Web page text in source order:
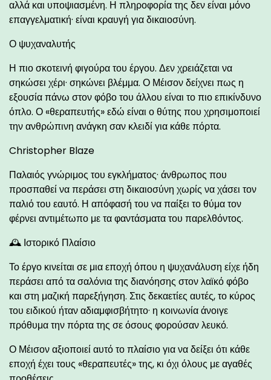
αλλά και υποψιασμένη. Η πληροφορία της δεν είναι μόνο
επαγγελματική· είναι κραυγή για δικαιοσύνη.
Ο ψυχαναλυτής
Η πιο σκοτεινή φιγούρα του έργου. Δεν χρειάζεται να
σηκώσει χέρι· σηκώνει βλέμμα. Ο Μέισον δείχνει πως η
εξουσία πάνω στον φόβο του άλλου είναι το πιο επικίνδυνο
όπλο. Ο «θεραπευτής» εδώ είναι ο θύτης που χρησιμοποιεί
την ανθρώπινη ανάγκη σαν κλειδί για κάθε πόρτα.
Christopher Blaze
Παλαιός γνώριμος του εγκλήματος· άνθρωπος που
προσπαθεί να περάσει στη δικαιοσύνη χωρίς να χάσει τον
παλιό του εαυτό. Η απόφασή του να παίξει το θύμα τον
φέρνει αντιμέτωπο με τα φαντάσματα του παρελθόντος.
🕰️ Ιστορικό Πλαίσιο
Το έργο κινείται σε μια εποχή όπου η ψυχανάλυση είχε ήδη
περάσει από τα σαλόνια της διανόησης στον λαϊκό φόβο
και στη μαζική παρεξήγηση. Στις δεκαετίες αυτές, το κύρος
του ειδικού ήταν αδιαμφισβήτητο· η κοινωνία άνοιγε
πρόθυμα την πόρτα της σε όσους φορούσαν λευκό.
Ο Μέισον αξιοποιεί αυτό το πλαίσιο για να δείξει ότι κάθε
εποχή έχει τους «θεραπευτές» της, κι όχι όλους με αγαθές